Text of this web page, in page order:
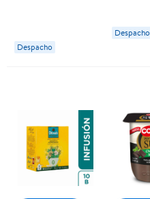
Despacho
Despacho